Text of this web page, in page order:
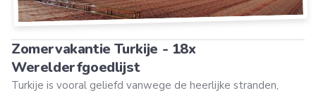
Zomervakantie Turkije - 18x
Werelderfgoedlijst
Turkije is vooral geliefd vanwege de heerlijke stranden,